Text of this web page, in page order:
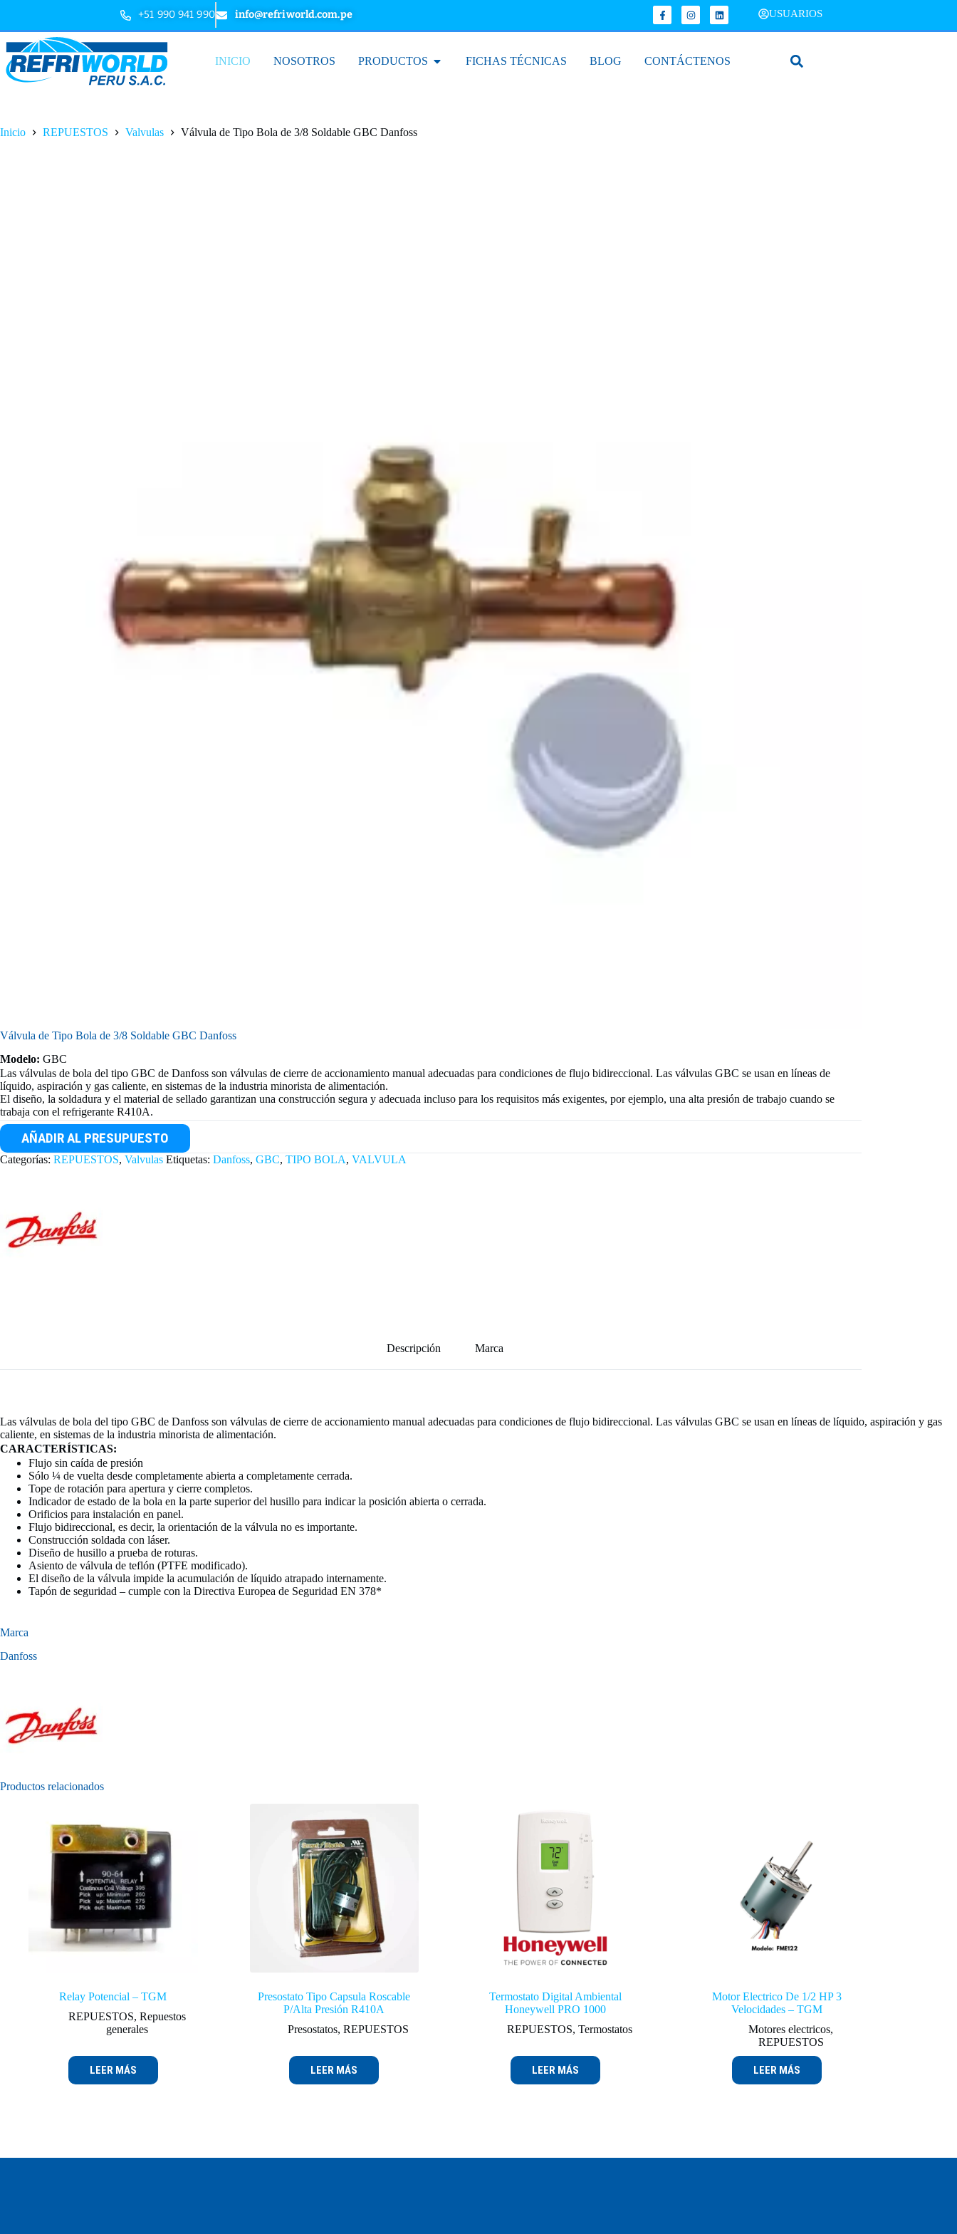
+51 990 941 990 info@refriworld.com.pe USUARIOS
INICIO NOSOTROS PRODUCTOS FICHAS TÉCNICAS BLOG CONTÁCTENOS
Inicio REPUESTOS Valvulas Válvula de Tipo Bola de 3/8 Soldable GBC Danfoss
Válvula de Tipo Bola de 3/8 Soldable GBC Danfoss
Modelo: GBC
Las válvulas de bola del tipo GBC de Danfoss son válvulas de cierre de accionamiento manual adecuadas para condiciones de flujo bidireccional. Las válvulas GBC se usan en líneas de
líquido, aspiración y gas caliente, en sistemas de la industria minorista de alimentación.
El diseño, la soldadura y el material de sellado garantizan una construcción segura y adecuada incluso para los requisitos más exigentes, por ejemplo, una alta presión de trabajo cuando se
trabaja con el refrigerante R410A.
AÑADIR AL PRESUPUESTO
Categorías: REPUESTOS, Valvulas Etiquetas: Danfoss, GBC, TIPO BOLA, VALVULA
Descripción Marca
Las válvulas de bola del tipo GBC de Danfoss son válvulas de cierre de accionamiento manual adecuadas para condiciones de flujo bidireccional. Las válvulas GBC se usan en líneas de líquido, aspiración y gas
caliente, en sistemas de la industria minorista de alimentación.
CARACTERÍSTICAS:
Flujo sin caída de presión
Sólo ¼ de vuelta desde completamente abierta a completamente cerrada.
Tope de rotación para apertura y cierre completos.
Indicador de estado de la bola en la parte superior del husillo para indicar la posición abierta o cerrada.
Orificios para instalación en panel.
Flujo bidireccional, es decir, la orientación de la válvula no es importante.
Construcción soldada con láser.
Diseño de husillo a prueba de roturas.
Asiento de válvula de teflón (PTFE modificado).
El diseño de la válvula impide la acumulación de líquido atrapado internamente.
Tapón de seguridad – cumple con la Directiva Europea de Seguridad EN 378*
Marca
Danfoss
Productos relacionados
Relay Potencial – TGM
REPUESTOS,Repuestos
generales
LEER MÁS
Presostato Tipo Capsula Roscable
P/Alta Presión R410A
Presostatos,REPUESTOS
LEER MÁS
Termostato Digital Ambiental
Honeywell PRO 1000
REPUESTOS,Termostatos
LEER MÁS
Motor Electrico De 1/2 HP 3
Velocidades – TGM
Motores electricos,
REPUESTOS
LEER MÁS